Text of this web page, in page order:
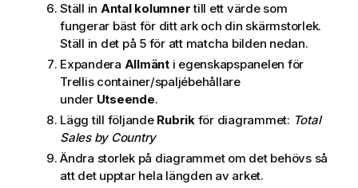
Ställ in Antal kolumnertill ett värde som
fungerar bäst för ditt ark och din skärmstorlek.
Ställ in det på 5 för att matcha bilden nedan.
Expandera Allmänti egenskapspanelen för
Trellis container/spaljébehållare
under Utseende.
Lägg till följande Rubrikför diagrammet: Total
Sales by Country
Ändra storlek på diagrammet om det behövs så
att det upptar hela längden av arket.